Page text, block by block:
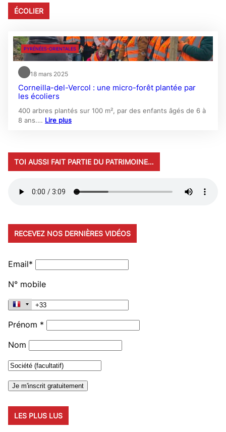
ÉCOLIER
PYRÉNÉES-ORIENTALES
18 mars 2025
Corneilla-del-Vercol : une micro-forêt plantée par
les écoliers
400 arbres plantés sur 100 m², par des enfants âgés de 6 à
8 ans.… Lire plus
TOI AUSSI FAIT PARTIE DU PATRIMOINE…
RECEVEZ NOS DERNIÈRES VIDÉOS
Email*
N° mobile
Prénom *
Nom
LES PLUS LUS